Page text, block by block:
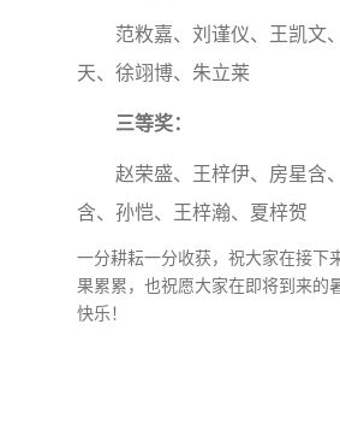
范敉嘉、刘谨仪、王凯文
天、徐翊博、朱立莱
三等奖：
赵荣盛、王梓伊、房星含
含、孙恺、王梓瀚、夏梓贺
一分耕耘一分收获，祝大家在接下
果累累，也祝愿大家在即将到来的
快乐！